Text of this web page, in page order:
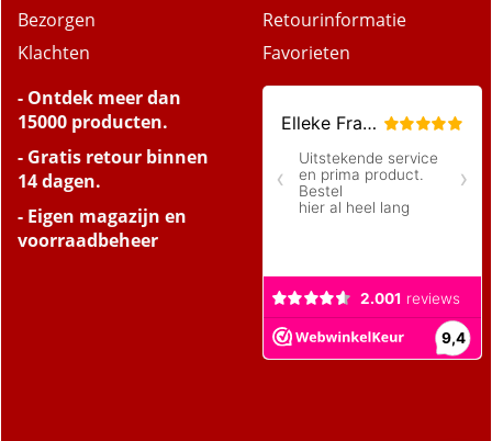
Bezorgen
Klachten
Retourinformatie
Favorieten
- Ontdek meer dan
15000 producten.
- Gratis retour binnen
14 dagen.
- Eigen magazijn en
voorraadbeheer